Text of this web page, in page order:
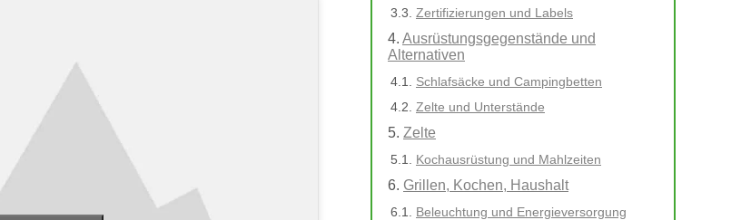
Zertifizierungen und Labels
Ausrüstungsgegenstände und
Alternativen
Schlafsäcke und Campingbetten
Zelte und Unterstände
Zelte
Kochausrüstung und Mahlzeiten
Grillen, Kochen, Haushalt
Beleuchtung und Energieversorgung